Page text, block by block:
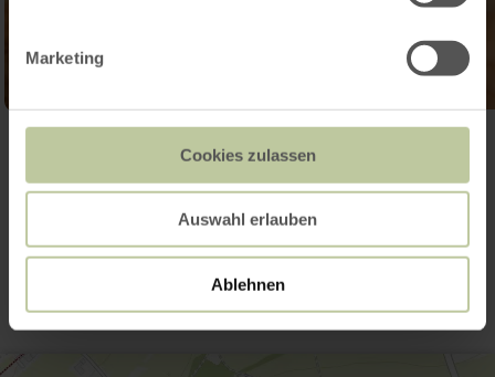
Marketing
Cookies zulassen
Auswahl erlauben
Ablehnen
Galerij openen
Contact